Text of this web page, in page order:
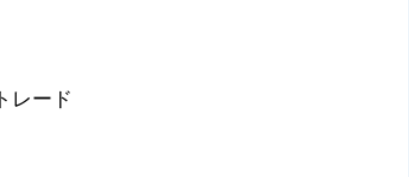
レード